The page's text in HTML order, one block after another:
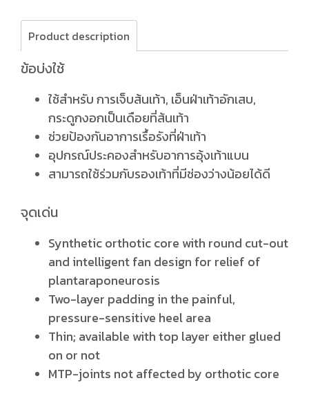
Product description
ข้อบ่งใช้
ใช้สำหรับ การเจ็บส้นเท้า, เอ็นฝ่าเท้าอักเสบ,
กระดูกงอกเป็นเดือยที่ส้นเท้า
ช่วยป้องกันอาการเรื้อรังที่ฝ่าเท้า
อุปกรณ์ประคองสำหรับอาการอุ้งเท้าแบน
สามารถใช้ร่วมกับรองเท้าที่มีช่องว่างน้อยได้ดี
จุดเด่น
Synthetic orthotic core with round cut-out
and intelligent fan design for relief of
plantaraponeurosis
Two-layer padding in the painful,
pressure-sensitive heel area
Thin; available with top layer either glued
on or not
MTP-joints not affected by orthotic core